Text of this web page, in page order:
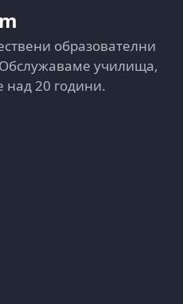
образователни
училища,
над 20 години.